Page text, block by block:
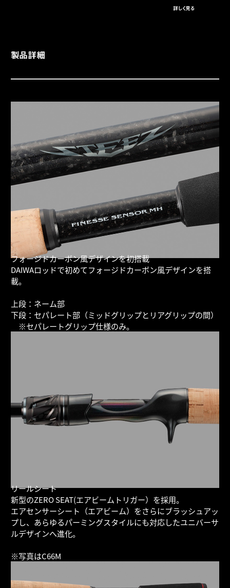
詳しく見る
製品詳細
フォージドカーボン風デザインを初搭載
DAIWAロッドで初めてフォージドカーボン風デザインを搭
載。
上段：ネーム部
下段：セパレート部（ミッドグリップとリアグリップの間）
※セパレートグリップ仕様のみ。
リールシート
新型のZERO SEAT(エアビームトリガー）を採用。
エアセンサーシート（エアビーム）をさらにブラッシュアッ
プし、あらゆるパーミングスタイルにも対応したユニバーサ
ルデザインへ進化。
※写真はC66M